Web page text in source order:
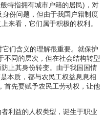
特指拥有城市户籍的居民)，对
身份问题，但由于我国户籍制度
来看，它们属于积极的权利。
它们含义的理解很重要。就保护
不同的层次，但在社会结构转型
止其身份转变。由于我国国情
本质，都与农民工权益息息相
首先要赋予农民工劳动权，让他
利益的人权类型，诞生于职业